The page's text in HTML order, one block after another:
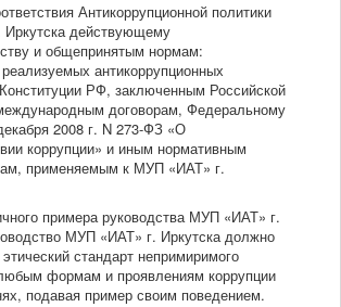
Антикоррупционной политики
действующему
и общепринятым нормам:
антикоррупционных
РФ, заключенным Российской
договорам, Федеральному
2008 г. N 273-ФЗ «О
коррупции» и иным нормативным
применяемым к МУП «ИАТ» г.
примера руководства МУП «ИАТ» г.
МУП «ИАТ» г. Иркутска должно
стандарт непримиримого
формам и проявлениям коррупции
подавая пример своим поведением.